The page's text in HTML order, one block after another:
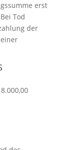
erst
Tod
der